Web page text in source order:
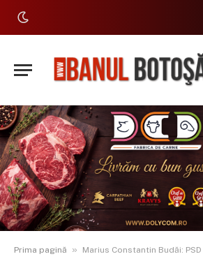
Prima pagină » Marius Constantin Budăi: PSD a